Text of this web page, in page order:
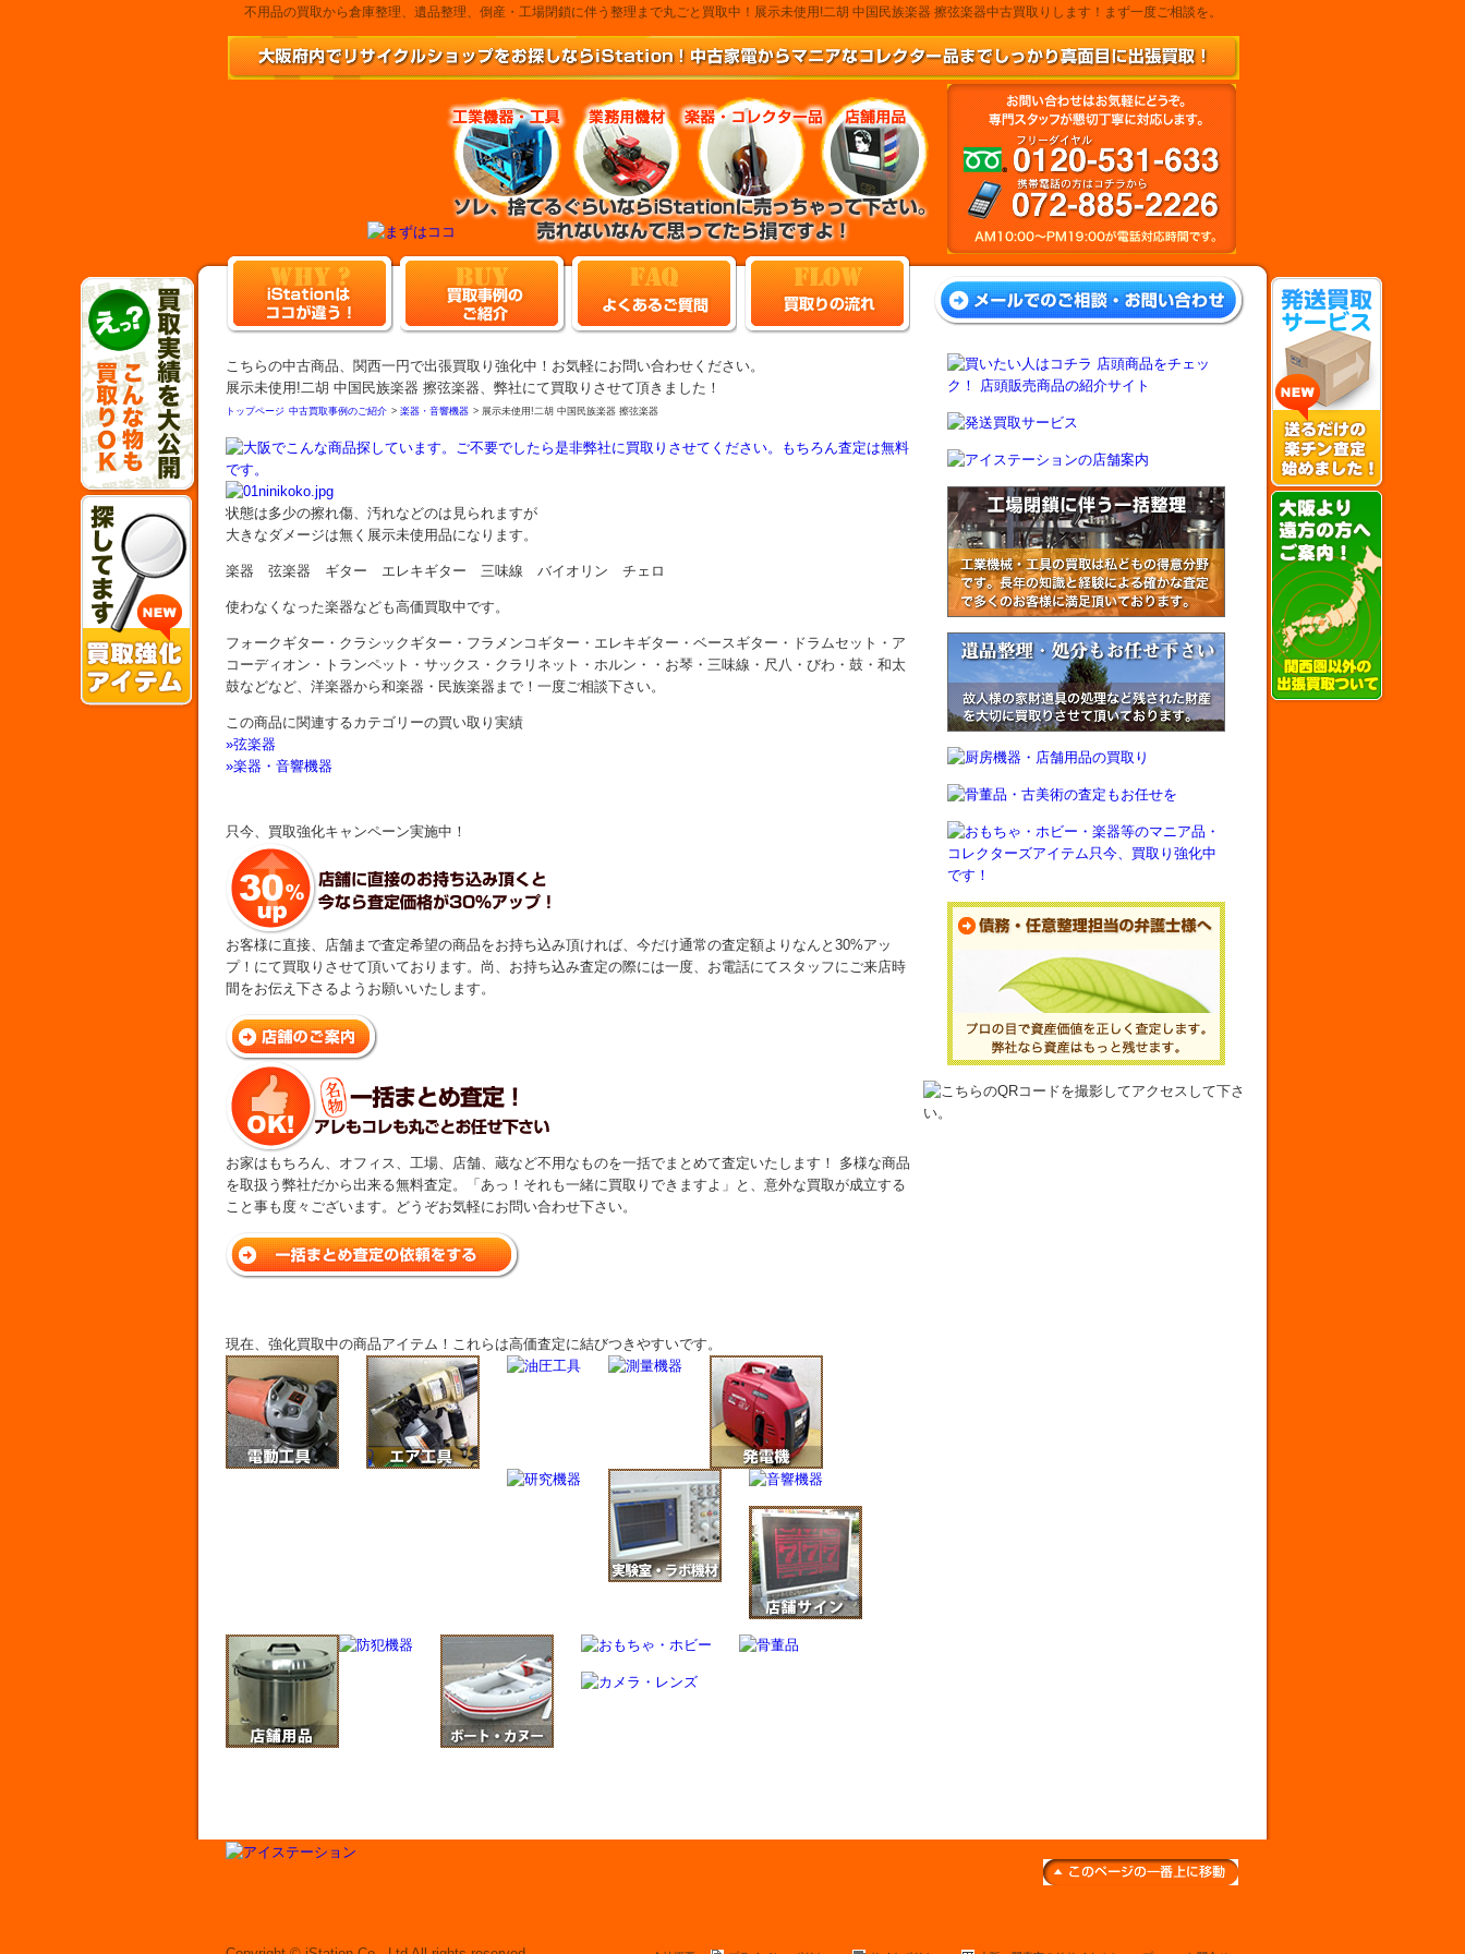
不用品の買取から倉庫整理、遺品整理、倒産・工場閉鎖に伴う整理まで丸ごと買取中！展示未使用!二胡 中国民族楽器 擦弦楽器中古買取りします！まず一度ご相談を。
こちらの中古商品、関西一円で出張買取り強化中！お気軽にお問い合わせください。
展示未使用!二胡 中国民族楽器 擦弦楽器、弊社にて買取りさせて頂きました！
トップページ 中古買取事例のご紹介 > 楽器・音響機器 > 展示未使用!二胡 中国民族楽器 擦弦楽器
状態は多少の擦れ傷、汚れなどのは見られますが
大きなダメージは無く展示未使用品になります。
楽器 弦楽器 ギター エレキギター 三味線 バイオリン チェロ
使わなくなった楽器なども高価買取中です。
フォークギター・クラシックギター・フラメンコギター・エレキギター・ベースギター・ドラムセット・ア
コーディオン・トランペット・サックス・クラリネット・ホルン・・お琴・三味線・尺八・びわ・鼓・和太
鼓などなど、洋楽器から和楽器・民族楽器まで！一度ご相談下さい。
この商品に関連するカテゴリーの買い取り実績
»弦楽器
»楽器・音響機器
只今、買取強化キャンペーン実施中！
お客様に直接、店舗まで査定希望の商品をお持ち込み頂ければ、今だけ通常の査定額よりなんと30%アッ
プ！にて買取りさせて頂いております。尚、お持ち込み査定の際には一度、お電話にてスタッフにご来店時
間をお伝え下さるようお願いいたします。
お家はもちろん、オフィス、工場、店舗、蔵など不用なものを一括でまとめて査定いたします！ 多様な商品
を取扱う弊社だから出来る無料査定。「あっ！それも一緒に買取りできますよ」と、意外な買取が成立する
こと事も度々ございます。どうぞお気軽にお問い合わせ下さい。
現在、強化買取中の商品アイテム！これらは高価査定に結びつきやすいです。